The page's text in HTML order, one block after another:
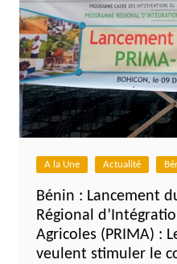
A la Une Actualité
Bénin : Lancement
Régional
Agricoles (PRIMA) :
veulent stimuler le